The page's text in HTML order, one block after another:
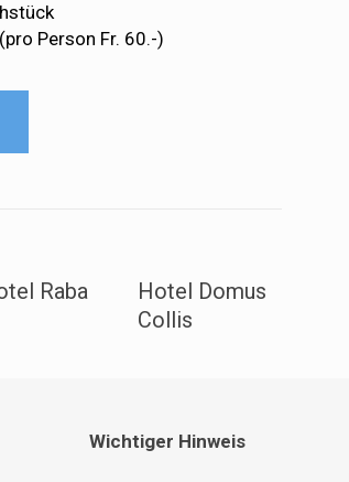
Person Fr. 60.-)
Raba
Hotel Domus
Collis
Wichtiger Hinweis